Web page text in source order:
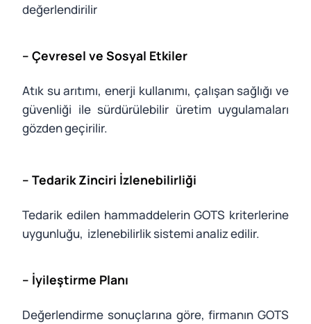
değerlendirilir
– Çevresel ve Sosyal Etkiler
Atık su arıtımı, enerji kullanımı, çalışan sağlığı ve
güvenliği ile sürdürülebilir üretim uygulamaları
gözden geçirilir.
– Tedarik Zinciri İzlenebilirliği
Tedarik edilen hammaddelerin GOTS kriterlerine
uygunluğu, izlenebilirlik sistemi analiz edilir.
– İyileştirme Planı
Değerlendirme sonuçlarına göre, firmanın GOTS